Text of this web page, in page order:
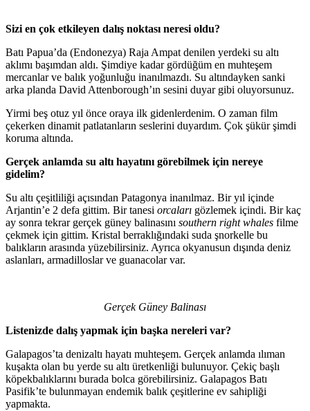
Sizi en çok etkileyen dalış noktası neresi oldu?
Batı Papua’da (Endonezya) Raja Ampat denilen yerdeki su altı
aklımı başımdan aldı. Şimdiye kadar gördüğüm en muhteşem
mercanlar ve balık yoğunluğu inanılmazdı. Su altındayken sanki
arka planda David Attenborough’ın sesini duyar gibi oluyorsunuz.
Yirmi beş otuz yıl önce oraya ilk gidenlerdenim. O zaman film
çekerken dinamit patlatanların seslerini duyardım. Çok şükür şimdi
koruma altında.
Gerçek anlamda su altı hayatını görebilmek için nereye
gidelim?
Su altı çeşitliliği açısından Patagonya inanılmaz. Bir yıl içinde
Arjantin’e 2 defa gittim. Bir tanesi orcaları gözlemek içindi. Bir kaç
ay sonra tekrar gerçek güney balinasını southern right whales filme
çekmek için gittim. Kristal berraklığındaki suda şnorkelle bu
balıkların arasında yüzebilirsiniz. Ayrıca okyanusun dışında deniz
aslanları, armadilloslar ve guanacolar var.
Gerçek Güney Balinası
Listenizde dalış yapmak için başka nereleri var?
Galapagos’ta denizaltı hayatı muhteşem. Gerçek anlamda ılıman
kuşakta olan bu yerde su altı üretkenliği bulunuyor. Çekiç başlı
köpekbalıklarını burada bolca görebilirsiniz. Galapagos Batı
Pasifik’te bulunmayan endemik balık çeşitlerine ev sahipliği
yapmakta.